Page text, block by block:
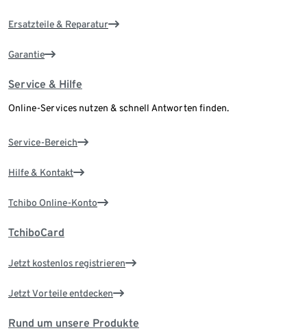
Ersatzteile & Reparatur
Garantie
Service & Hilfe
Online-Services nutzen & schnell Antworten finden.
Service-Bereich
Hilfe & Kontakt
Tchibo Online-Konto
TchiboCard
Jetzt kostenlos registrieren
Jetzt Vorteile entdecken
Rund um unsere Produkte